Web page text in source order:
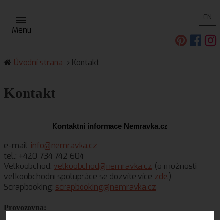
EN
Menu
Úvodní strana Kontakt
Kontakt
Kontaktní informace Nemravka.cz
e-mail: info@nemravka.cz
tel.: +420 734 742 604
Velkoobchod: velkoobchod@nemravka.cz (o možnosti
velkoobchodní spolupráce se dozvíte více zde.)
Scrapbooking: scrapbooking@nemravka.cz
Provozovna: